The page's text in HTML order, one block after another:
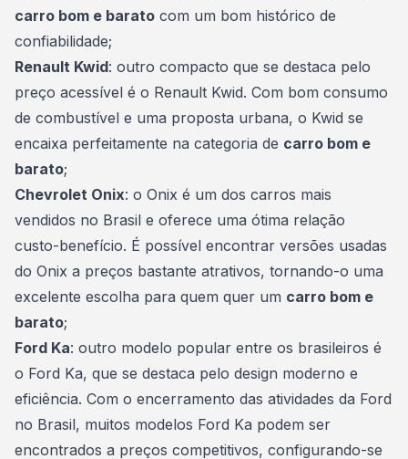
carro bom e barato com um bom histórico de
confiabilidade;
Renault Kwid: outro compacto que se destaca pelo
preço acessível é o Renault Kwid. Com bom consumo
de combustível e uma proposta urbana, o Kwid se
encaixa perfeitamente na categoria de carro bom e
barato;
Chevrolet Onix: o Onix é um dos carros mais
vendidos no Brasil e oferece uma ótima relação
custo-benefício. É possível encontrar versões usadas
do Onix a preços bastante atrativos, tornando-o uma
excelente escolha para quem quer um carro bom e
barato;
Ford Ka: outro modelo popular entre os brasileiros é
o Ford Ka, que se destaca pelo design moderno e
eficiência. Com o encerramento das atividades da Ford
no Brasil, muitos modelos Ford Ka podem ser
encontrados a preços competitivos, configurando-se